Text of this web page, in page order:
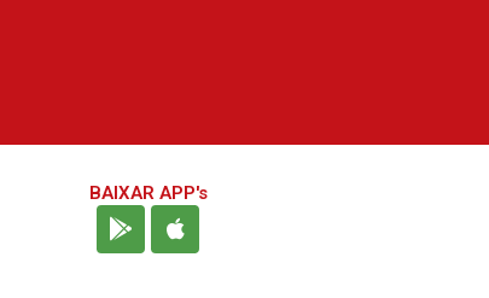
BAIXAR APP's